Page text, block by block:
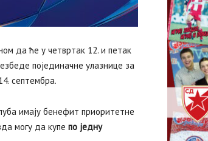
да ће у четвртак 12. и петак
појединачне улазнице за
септембра.
имају бенефит приоритетне
могу да купе по једну